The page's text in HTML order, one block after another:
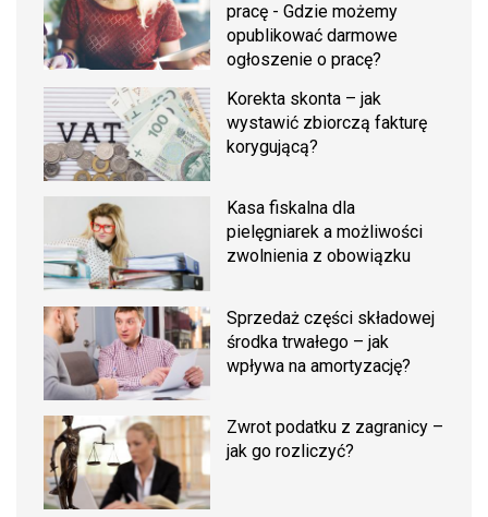
pracę - Gdzie możemy
opublikować darmowe
ogłoszenie o pracę?
Korekta skonta – jak
wystawić zbiorczą fakturę
korygującą?
Kasa fiskalna dla
pielęgniarek a możliwości
zwolnienia z obowiązku
Sprzedaż części składowej
środka trwałego – jak
wpływa na amortyzację?
Zwrot podatku z zagranicy –
jak go rozliczyć?